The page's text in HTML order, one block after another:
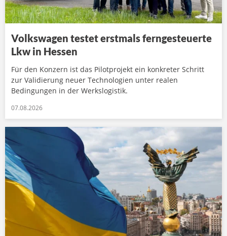
Volkswagen testet erstmals ferngesteuerte
Lkw in Hessen
Für den Konzern ist das Pilotprojekt ein konkreter Schritt
zur Validierung neuer Technologien unter realen
Bedingungen in der Werkslogistik.
07.08.2026